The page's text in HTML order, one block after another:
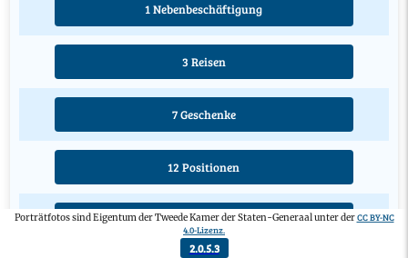
1 Nebenbeschäftigung
3 Reisen
7 Geschenke
12 Positionen
7 Ausbildungen
Porträtfotos sind Eigentum der Tweede Kamer der Staten-Generaal unter derCC BY-NC
4.0-Lizenz.
2.0.5.3